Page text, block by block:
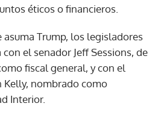
éticos o financieros.
asuma Trump, los legisladores
el senador Jeff Sessions, de
fiscal general, y con el
Kelly, nombrado como
Interior.